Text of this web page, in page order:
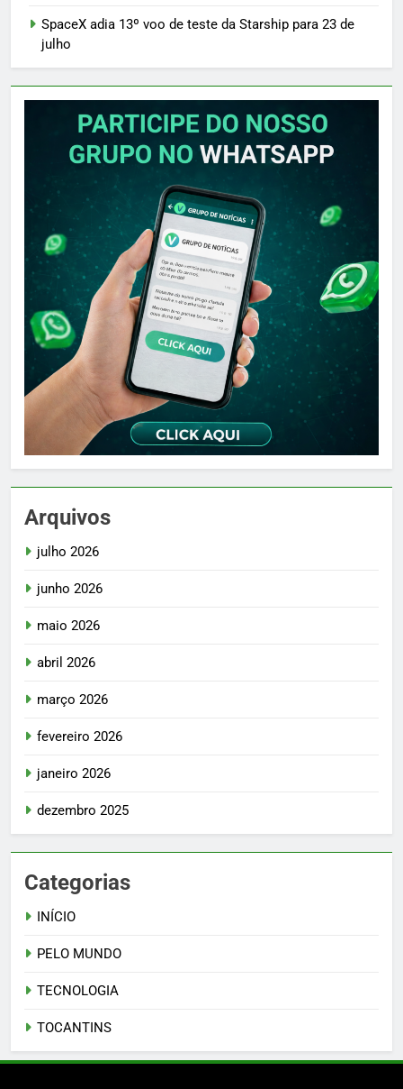
SpaceX adia 13º voo de teste da Starship para 23 de
julho
Arquivos
julho 2026
junho 2026
maio 2026
abril 2026
março 2026
fevereiro 2026
janeiro 2026
dezembro 2025
Categorias
INÍCIO
PELO MUNDO
TECNOLOGIA
TOCANTINS